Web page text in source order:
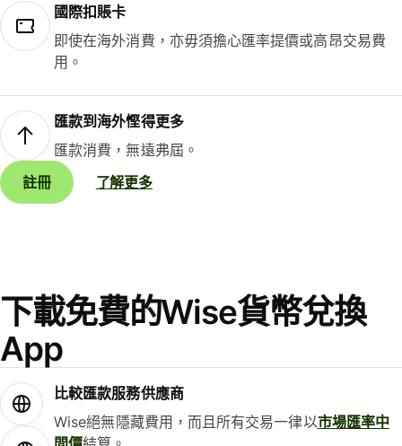
國際扣賬卡
即使在海外消費，亦毋須擔心匯率提價或高昂交易費
用。
匯款到海外慳得更多
匯款消費，無遠弗屆。
註冊
了解更多
下載免費的Wise貨幣兌換
App
比較匯款服務供應商
Wise絕無隱藏費用，而且所有交易一律以市場匯率中